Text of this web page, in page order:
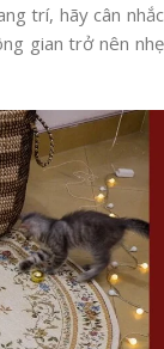
trí, hãy cân nhắc
gian trở nên nhẹ